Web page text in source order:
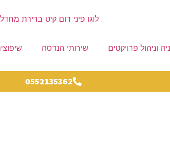
וניהול פרויקטים שירותי הנדסה
0552135362